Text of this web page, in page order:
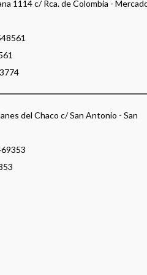
1114 c/ Rca. de Colombia -
del Chaco c/ San Antonio - San